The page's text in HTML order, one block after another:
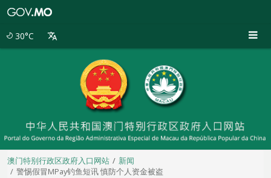
30°C
澳门特别行政区政府入口网站
新闻
警惕假冒MPay钓鱼短讯 慎防个人资金被盗